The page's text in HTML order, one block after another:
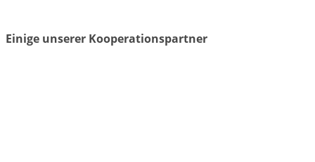
Einige unserer Kooperationspartner